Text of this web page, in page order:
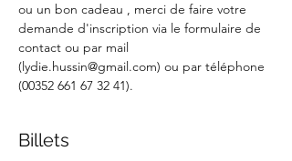
ou un bon cadeau , merci de faire votre
demande d'inscription via le formulaire de
contact ou par mail
(lydie.hussin@gmail.com) ou par téléphone
(00352 661 67 32 41).
Billets